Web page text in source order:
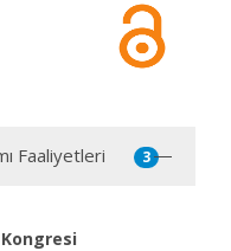
Faaliyetleri 3